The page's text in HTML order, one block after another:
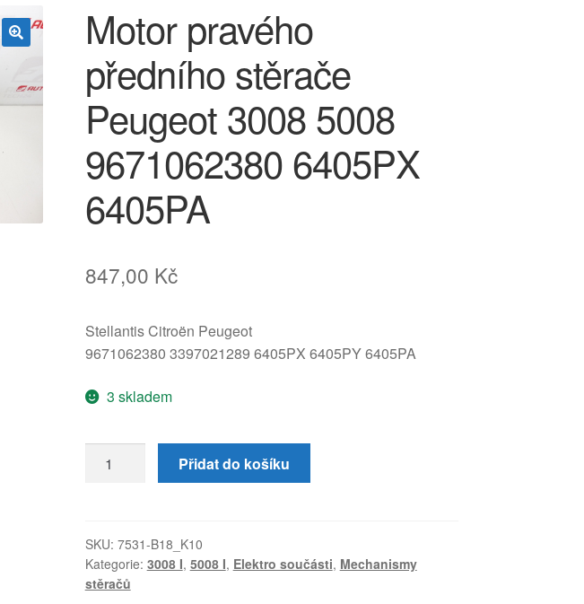
Motor pravého
předního stěrače
Peugeot 3008 5008
9671062380 6405PX
6405PA
847,00 Kč
Stellantis Citroën Peugeot
9671062380 3397021289 6405PX 6405PY 6405PA
3 skladem
pravého
Peugeot
3008
5008
Přidat do košíku
SKU: 7531-B18_K10
Kategorie: 3008 I, 5008 I, Elektro součásti, Mechanismy
stěračů